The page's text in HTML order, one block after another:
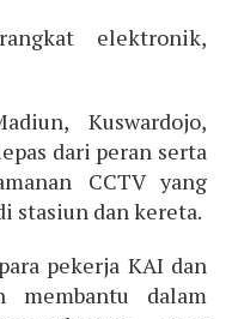
elektronik,
Kuswardojo,
dari peran serta
CCTV yang
stasiun dan kereta.
pekerja KAI dan
membantu dalam